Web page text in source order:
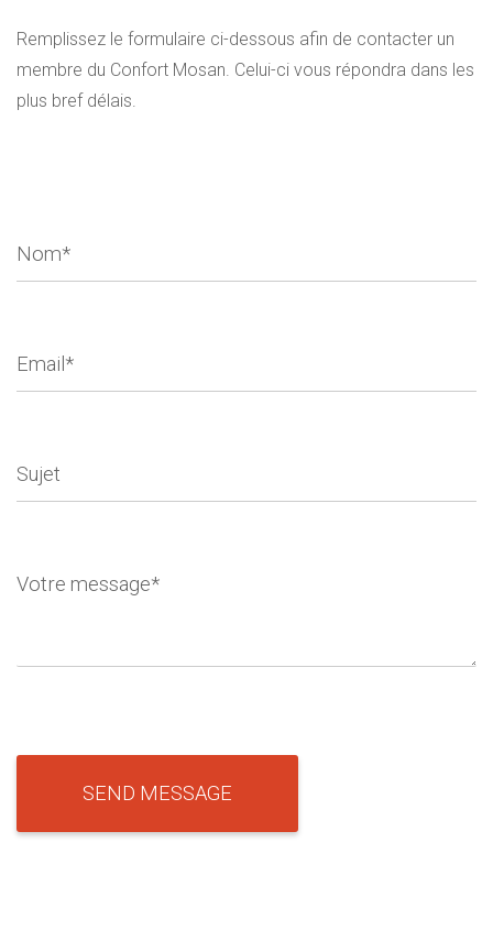
Remplissez le formulaire ci-dessous afin de contacter un
membre du Confort Mosan. Celui-ci vous répondra dans les
plus bref délais.
Nom*
Email*
Sujet
Votre message*